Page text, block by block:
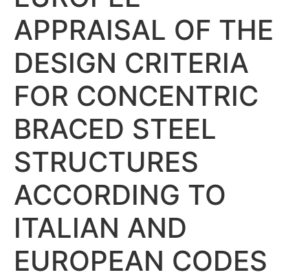
APPRAISAL OF THE
DESIGN CRITERIA
FOR CONCENTRIC
BRACED STEEL
STRUCTURES
ACCORDING TO
ITALIAN AND
EUROPEAN CODES